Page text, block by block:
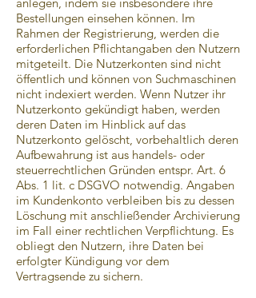
Bestellungen einsehen können. Im
Rahmen der Registrierung, werden die
erforderlichen Pflichtangaben den Nutzern
mitgeteilt. Die Nutzerkonten sind nicht
öffentlich und können von Suchmaschinen
nicht indexiert werden. Wenn Nutzer ihr
Nutzerkonto gekündigt haben, werden
deren Daten im Hinblick auf das
Nutzerkonto gelöscht, vorbehaltlich deren
Aufbewahrung ist aus handels- oder
steuerrechtlichen Gründen entspr. Art. 6
Abs. 1 lit. c DSGVO notwendig. Angaben
im Kundenkonto verbleiben bis zu dessen
Löschung mit anschließender Archivierung
im Fall einer rechtlichen Verpflichtung. Es
obliegt den Nutzern, ihre Daten bei
erfolgter Kündigung vor dem
Vertragsende zu sichern.